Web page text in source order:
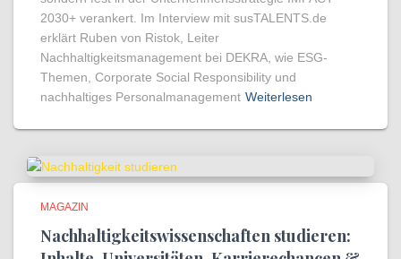
2030+ verankert. Im Interview mit susTALENTS.de
erklärt Ruben von Ristok, Leiter
Nachhaltigkeitsmanagement bei DEKRA, wie ESG-
Themen, Corporate Social Responsibility und
nachhaltiges Personalmanagement Weiterlesen
MAGAZIN
Nachhaltigkeitswissenschaften studieren: